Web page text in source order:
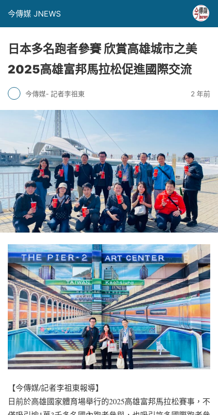
今傳媒 JNEWS
日本多名跑者參賽 欣賞高雄城市之美
2025高雄富邦馬拉松促進國際交流
今傳媒- 記者李祖東 2 年前
【今傳媒/記者李祖東報導】
日前於高雄國家體育場舉行的2025高雄富邦馬拉松賽事，不